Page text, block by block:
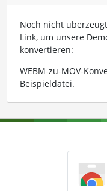
Noch nicht
Link, um unsere
konvertieren:
WEBM-zu-MOV-
Beispieldatei.